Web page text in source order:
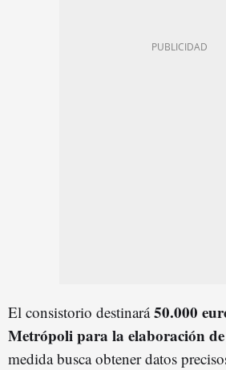
El consistorio destinará50.000
Metrópoli para la elaboración de
medida busca obtener datos